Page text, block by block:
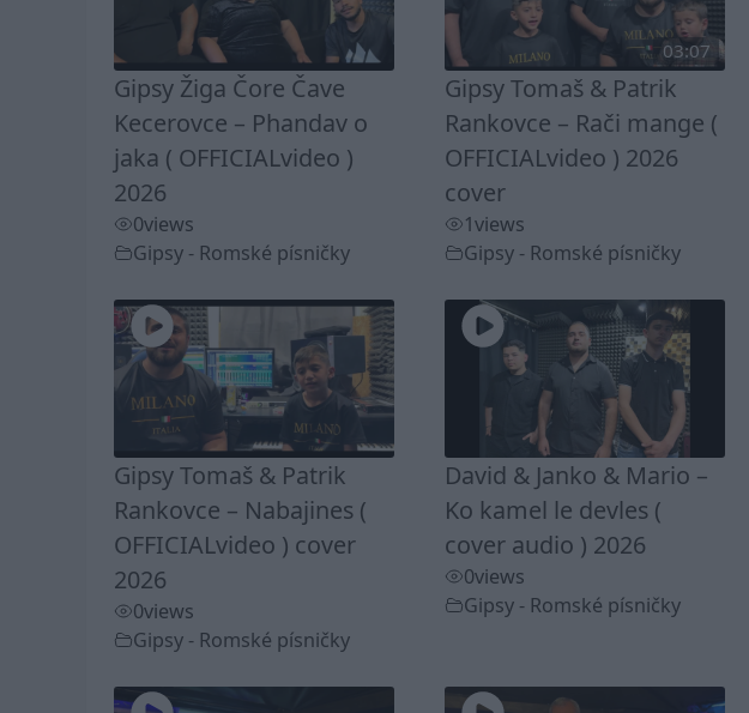
Gipsy Žiga Čore Čave
Kecerovce – Phandav o
jaka ( OFFICIALvideo )
2026
0views
Gipsy - Romské písničky
03:07
Gipsy Tomaš & Patrik
Rankovce – Rači mange (
OFFICIALvideo ) 2026
cover
1views
Gipsy - Romské písničky
Gipsy Tomaš & Patrik
Rankovce – Nabajines (
OFFICIALvideo ) cover
2026
0views
Gipsy - Romské písničky
David & Janko & Mario –
Ko kamel le devles (
cover audio ) 2026
0views
Gipsy - Romské písničky